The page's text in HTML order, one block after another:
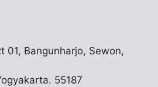
01, Bangunharjo, Sewon,
55187